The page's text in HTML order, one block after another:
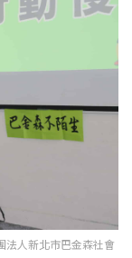
法人新北市巴金森社會